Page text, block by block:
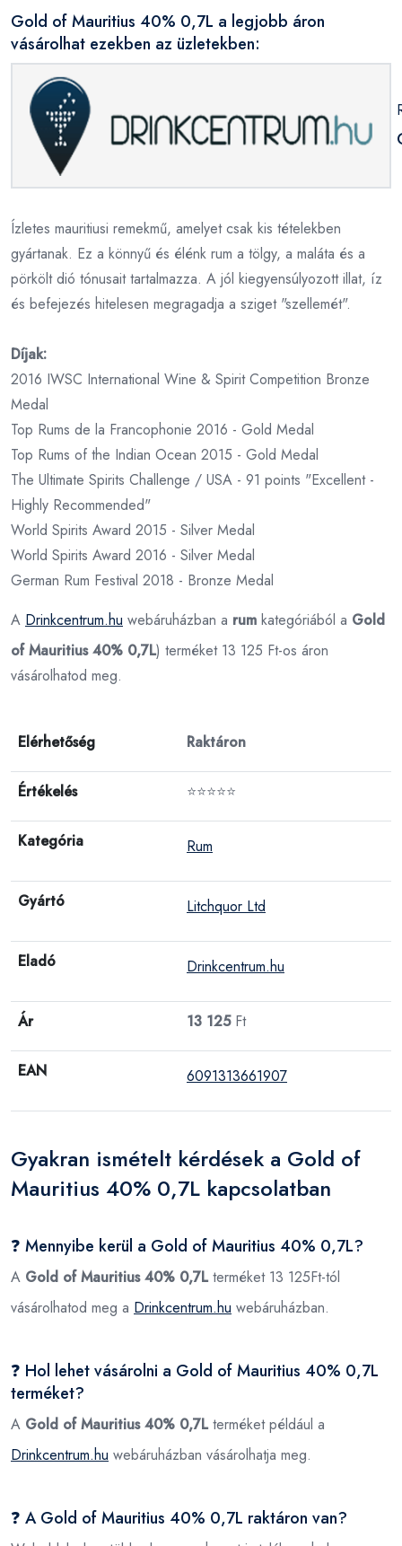
Gold of Mauritius 40% 0,7L a legjobb áron
vásárolhat ezekben az üzletekben:
Ízletes mauritiusi remekmű, amelyet csak kis tételekben
gyártanak. Ez a könnyű és élénk rum a tölgy, a maláta és a
pörkölt dió tónusait tartalmazza. A jól kiegyensúlyozott illat, íz
és befejezés hitelesen megragadja a sziget "szellemét".
Díjak:
2016 IWSC International Wine & Spirit Competition Bronze
Medal
Top Rums de la Francophonie 2016 - Gold Medal
Top Rums of the Indian Ocean 2015 - Gold Medal
The Ultimate Spirits Challenge / USA - 91 points "Excellent -
Highly Recommended"
World Spirits Award 2015 - Silver Medal
World Spirits Award 2016 - Silver Medal
German Rum Festival 2018 - Bronze Medal
A Drinkcentrum.hu webáruházban a rum kategóriából a Gold
of Mauritius 40% 0,7L) terméket 13 125 Ft-os áron
vásárolhatod meg.
Elérhetőség Raktáron
Értékelés ⭐⭐⭐⭐⭐
Kategória Rum
Gyártó Litchquor Ltd
Eladó Drinkcentrum.hu
Ár 13 125Ft
EAN 6091313661907
Gyakran ismételt kérdések a Gold of
Mauritius 40% 0,7L kapcsolatban
❓ Mennyibe kerül a Gold of Mauritius 40% 0,7L?
A Gold of Mauritius 40% 0,7Lterméket 13 125Ft-tól
vásárolhatod meg a Drinkcentrum.hu webáruházban.
❓ Hol lehet vásárolni a Gold of Mauritius 40% 0,7L
terméket?
A Gold of Mauritius 40% 0,7Lterméket például a
Drinkcentrum.hu webáruházban vásárolhatja meg.
❓ A Gold of Mauritius 40% 0,7L raktáron van?